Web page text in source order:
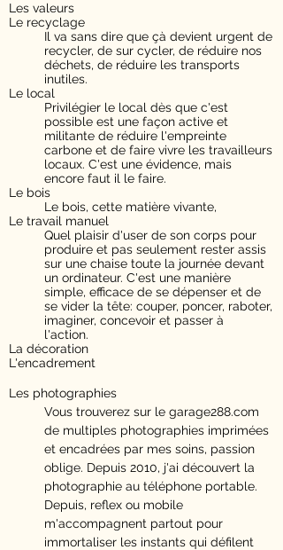
Les valeurs
Le recyclage
Il va sans dire que çà devient urgent de
recycler, de sur cycler, de réduire nos
déchets, de réduire les transports
inutiles.
Le local
Privilégier le local dès que c'est
possible est une façon active et
militante de réduire l'empreinte
carbone et de faire vivre les travailleurs
locaux. C'est une évidence, mais
encore faut il le faire.
Le bois
Le bois, cette matière vivante,
Le travail manuel
Quel plaisir d'user de son corps pour
produire et pas seulement rester assis
sur une chaise toute la journée devant
un ordinateur. C'est une manière
simple, efficace de se dépenser et de
se vider la tête: couper, poncer, raboter,
imaginer, concevoir et passer à
l'action.
La décoration
L'encadrement
Les photographies
Vous trouverez sur le garage288.com
de multiples photographies imprimées
et encadrées par mes soins, passion
oblige. Depuis 2010, j'ai découvert la
photographie au téléphone portable.
Depuis, reflex ou mobile
m'accompagnent partout pour
immortaliser les instants qui défilent